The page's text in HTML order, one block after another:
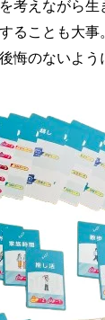
考えながら生
ることも大事
悔のないよう